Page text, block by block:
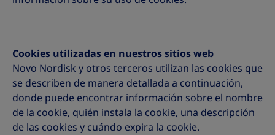
Cookies utilizadas en nuestros sitios web
Novo Nordisk y otros terceros utilizan las cookies que
se describen de manera detallada a continuación,
donde puede encontrar información sobre el nombre
de la cookie, quién instala la cookie, una descripción
de las cookies y cuándo expira la cookie.